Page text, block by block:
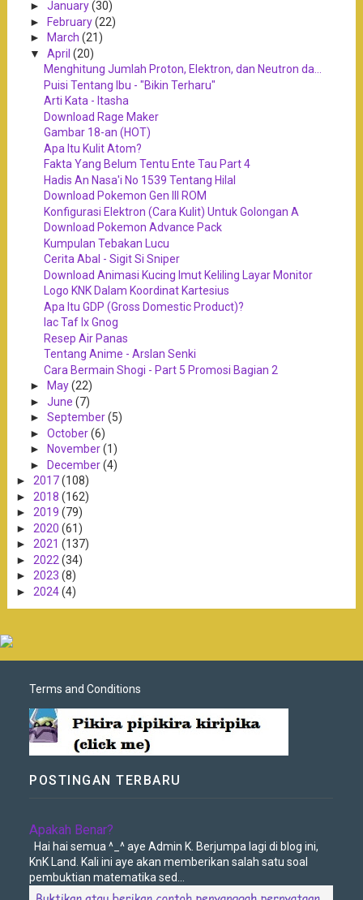
► January(30)
► February(22)
►
March (21)
▼ April (20)
Menghitung Jumlah Proton, Elektron, dan Neutron da...
Puisi Tentang Ibu - "Bikin Terharu"
Arti Kata - Itasha
Download Rage Maker
Gambar 18-an (HOT)
Apa Itu Kulit Atom?
Fakta Yang Belum Tentu Ente Tau Part 4
Hadis An Nasa'i No 1539 Tentang Hilal
Download Pokemon Gen III ROM
Konfigurasi Elektron (Cara Kulit) Untuk Golongan A
Download Pokemon Advance Pack
Kumpulan Tebakan Lucu
Cerita Abal - Sigit Si Sniper
Download Animasi Kucing Imut Keliling Layar Monitor
Logo KNK Dalam Koordinat Kartesius
Apa Itu GDP (Gross Domestic Product)?
Iac Taf Ix Gnog
Resep Air Panas
Tentang Anime - Arslan Senki
Cara Bermain Shogi - Part 5 Promosi Bagian 2
►
May(22)
► June (7)
► September(5)
► October(6)
►
November(1)
► December(4)
► 2017(108)
► 2018 (162)
► 2019 (79)
► 2020 (61)
► 2021 (137)
► 2022 (34)
► 2023 (8)
► 2024(4)
Terms and Conditions
POSTINGAN TERBARU
Apakah Benar?
Hai hai semua ^_^ aye Admin K. Berjumpa lagi di blog ini,
KnK Land. Kali ini aye akan memberikan salah satu soal
pembuktian matematika sed...